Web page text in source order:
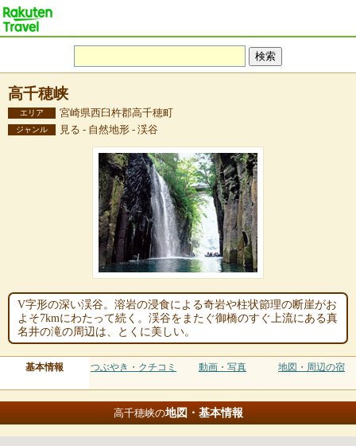
高千穂峡
エリア 宮崎県西臼杵郡高千穂町
ジャンル 見る - 自然地形 - 渓谷
V字形の深い渓谷。溶岩の浸食による奇岩や柱状節理の断崖がお
よそ7kmにわたって続く。渓谷をまたぐ御橋のすぐ上流にある真
名井の滝の周辺は、とくに美しい。
基本情報 つぶやき・クチコミ 動画・写真 地図・周辺の宿
高千穂峡の地図・基本情報